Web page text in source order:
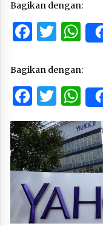
Bagikan dengan:
Bagikan dengan: